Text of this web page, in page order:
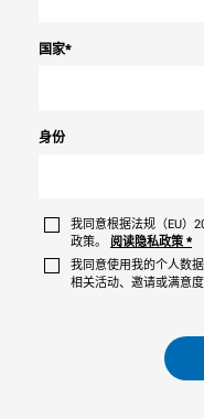
国家*
身份
我同意根据法规（EU）
政策。
阅读隐私政策 *
我同意使用我的个人数
相关活动、邀请或满意度